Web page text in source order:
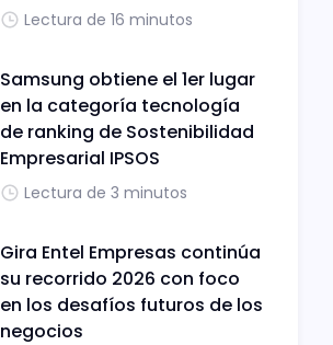
Lectura de 16 minutos
Samsung obtiene el 1er lugar
en la categoría tecnología
de ranking de Sostenibilidad
Empresarial IPSOS
Lectura de 3 minutos
Gira Entel Empresas continúa
su recorrido 2026 con foco
en los desafíos futuros de los
negocios